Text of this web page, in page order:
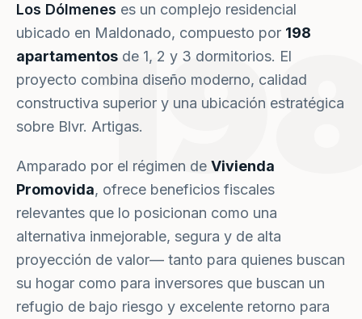
Los Dólmenes es un complejo residencial
ubicado en Maldonado, compuesto por 198
apartamentos de 1, 2 y 3 dormitorios. El
proyecto combina diseño moderno, calidad
constructiva superior y una ubicación estratégica
sobre Blvr. Artigas.
Amparado por el régimen de Vivienda
Promovida, ofrece beneficios fiscales
relevantes que lo posicionan como una
alternativa inmejorable, segura y de alta
proyección de valor— tanto para quienes buscan
su hogar como para inversores que buscan un
refugio de bajo riesgo y excelente retorno para